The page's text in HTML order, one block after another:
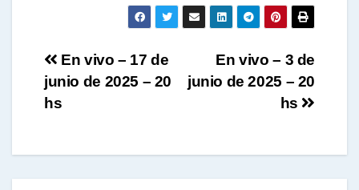
p
Navegación
de
En vivo – 3 de
junio de 2025 – 20
hs
En vivo – 17 de
junio de 2025 – 20
hs